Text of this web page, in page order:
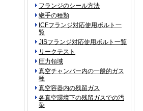
フランジのシール方法
継手の種類
ICFフランジ対応使用ボルト一
覧
JISフランジ対応使用ボルト一覧
リークテスト
圧力領域
真空チャンバー内の一般的ガス
種
真空容器内の残留ガス
各真空環境下の残留ガスでの汚
染